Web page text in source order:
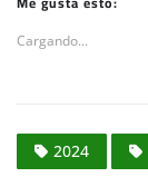
Cargando...
2024